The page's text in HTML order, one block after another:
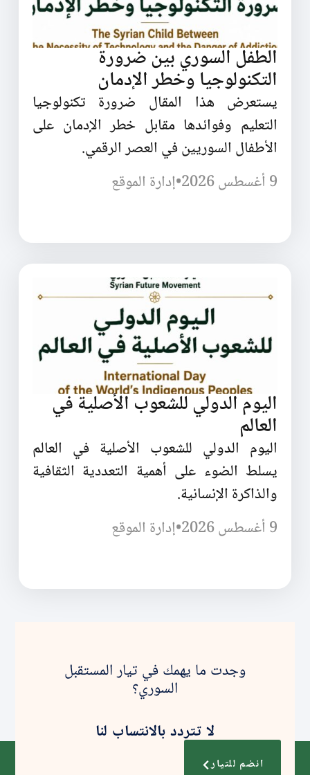
الطفل السوري بين ضرورة
التكنولوجيا وخطر الإدمان
يستعرض هذا المقال ضرورة تكنولوجيا
التعليم وفوائدها مقابل خطر الإدمان على
الأطفال السوريين في العصر الرقمي.
9 أغسطس 2026
•إدارة الموقع
اليوم الدولي للشعوب الأصلية في
العالم
اليوم الدولي للشعوب الأصلية في العالم
يسلط الضوء على أهمية التعددية الثقافية
والذاكرة الإنسانية.
9 أغسطس 2026
•إدارة الموقع
وجدت ما يهمك في تيار المستقبل
السوري؟
لا تتردد بالانتساب لنا
انضم للتيار